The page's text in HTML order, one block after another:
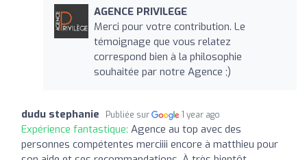
AGENCE PRIVILEGE
Merci pour votre contribution. Le
témoignage que vous relatez
correspond bien à la philosophie
souhaitée par notre Agence ;)
dudu stephanie Publiée sur 1 year ago
Expérience fantastique: Agence au top avec des
personnes compétentes merciiii encore à matthieu pour